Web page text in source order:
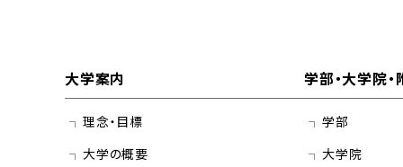
大学案内
理念・目標
大学の概要
学部・大学院
学部
大学院